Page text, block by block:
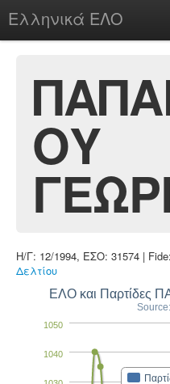
Ελληνικά ΕΛΟ
chesstu.be @ discord
LoginΟΥ
Η/Γ: 12/1994, ΕΣΟ: 31574 | Fide:
Δελτίου
ΕΛΟ και
1040
1050